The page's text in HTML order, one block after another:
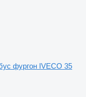
фургон IVECO 35